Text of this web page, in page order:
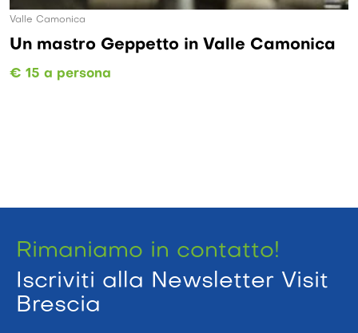
Valle Camonica
Un mastro Geppetto in Valle Camonica
€ 15 a persona
Rimaniamo in contatto!
Iscriviti alla Newsletter Visit
Brescia